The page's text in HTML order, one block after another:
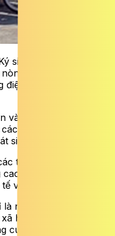
sinh trùng – Côn
cốt phát
phòng
và các đơn vị trên địa
biện pháp kiểm soát
sinh ca bệnh;
trường hợp nghi ngờ;
ý thức tự bảo vệ;
và các đoàn thể.
nhiệm vụ của ngành
hội. Mỗi người dân
cuộc chiến này” – bà